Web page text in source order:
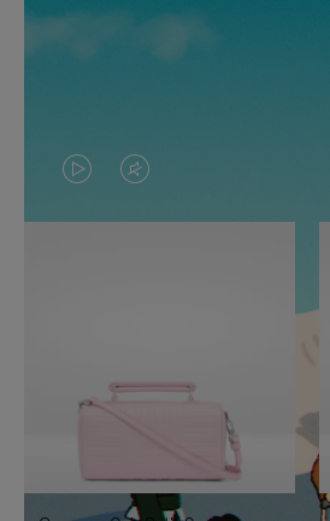
LA
VIDÉO
PAUSE,
APPUYEZ
SUR
LE
SON
DÉSACTIVÉ.
VEUILLEZ